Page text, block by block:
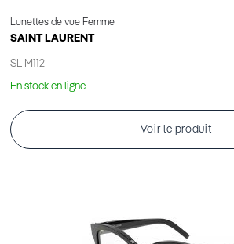
Lunettes de vue Femme
SAINT LAURENT
SL M112
En stock en ligne
Voir le produit